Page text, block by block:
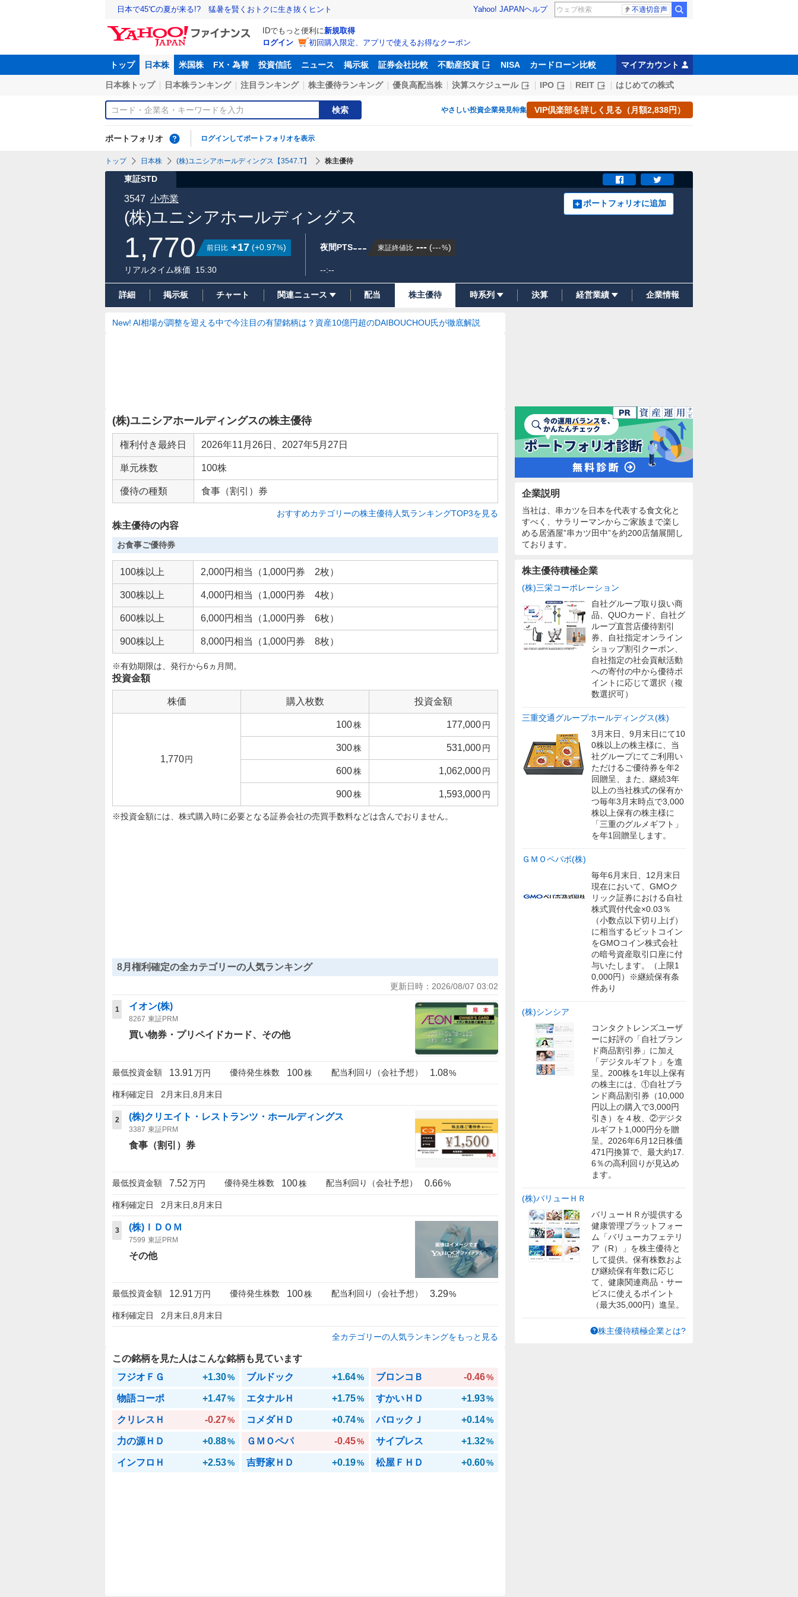
日本で45℃の夏が来る!? 猛暑を賢くおトクに生き抜くヒント Yahoo! JAPANヘルプ 不適切音声
IDでもっと便利に新規取得
ログイン
初回購入限定、アプリで使えるお得なクーポン
トップ 日本株 米国株 FX・為替 投資信託 ニュース 掲示板 証券会社比較 不動産投資 NISA カードローン比較 マイアカウント
日本株トップ 日本株ランキング 注目ランキング 株主優待ランキング 優良高配当株 決算スケジュール IPO REIT はじめての株式
検索 やさしい投資企業発見特集 VIP倶楽部を詳しく見る（月額2,838円）
ポートフォリオ ログインしてポートフォリオを表示
トップ 日本株 (株)ユニシアホールディングス【3547.T】 株主優待
東証STD
(株)ユニシアホールディングス
3547 小売業 ポートフォリオに追加
1,770 前日比 +17 (+0.97%)
リアルタイム株価 15:30
夜間PTS--- 東証終値比 --- (---%)
--:--
詳細 掲示板 チャート 関連ニュース 配当 株主優待 時系列 決算 経営業績 企業情報
New! AI相場が調整を迎える中で今注目の有望銘柄は？資産10億円超のDAIBOUCHOU氏が徹底解説
(株)ユニシアホールディングスの株主優待
権利付き最終日 2026年11月26日、2027年5月27日
単元株数 100株
優待の種類 食事（割引）券
おすすめカテゴリーの株主優待人気ランキングTOP3を見る
株主優待の内容
お食事ご優待券
100株以上 2,000円相当（1,000円券 2枚）
300株以上 4,000円相当（1,000円券 4枚）
600株以上 6,000円相当（1,000円券 6枚）
900株以上 8,000円相当（1,000円券 8枚）
※有効期限は、発行から6ヵ月間。
投資金額
株価 購入枚数 投資金額
1,770円
100株 177,000円
300株 531,000円
600株 1,062,000円
900株 1,593,000円
投資金額には、株式購入時に必要となる証券会社の売買手数料などは含んでおりません。
8月権利確定の全カテゴリーの人気ランキング
更新日時： 2026/08/07 03:02
1 イオン(株)
8267 東証PRM
買い物券・プリペイドカード その他
最低投資金額 13.91万円 優待発生株数 100株 配当利回り（会社予想） 1.08%
権利確定日 2月末日,8月末日
2 (株)クリエイト・レストランツ・ホールディングス
3387 東証PRM
食事（割引）券
最低投資金額 7.52万円 優待発生株数 100株 配当利回り（会社予想） 0.66%
権利確定日 2月末日,8月末日
3 (株)ＩＤＯＭ
7599 東証PRM
その他
最低投資金額 12.91万円 優待発生株数 100株 配当利回り（会社予想） 3.29%
権利確定日 2月末日,8月末日
全カテゴリーの人気ランキングをもっと見る
この銘柄を見た人はこんな銘柄も見ています
フジオＦＧ
+1.30% ブルドック +1.64% ブロンコＢ -0.46%
物語コーポ +1.47% エタナルＨ +1.75% すかいＨＤ +1.93%
クリレスＨ -0.27% コメダＨＤ +0.74% バロックＪ +0.14%
力の源ＨＤ +0.88% ＧＭＯペパ -0.45% サイプレス +1.32%
インフロＨ +2.53% 吉野家ＨＤ +0.19% 松屋ＦＨＤ +0.60%
企業説明
当社は、串カツを日本を代表する食文化と
すべく、サラリーマンからご家族まで楽し
める居酒屋”串カツ田中”を約200店舗展開し
ております。
株主優待積極企業
(株)三栄コーポレーション
自社グループ取り扱い商
品、QUOカード、自社グ
ループ直営店優待割引
券、自社指定オンライン
ショップ割引クーポン、
自社指定の社会貢献活動
への寄付の中から優待ポ
イントに応じて選択（複
数選択可）
三重交通グループホールディングス(株)
3月末日、9月末日にて10
0株以上の株主様に、当
社グループにてご利用い
ただけるご優待券を年2
回贈呈、また、継続3年
以上の当社株式の保有か
つ毎年3月末時点で3,000
株以上保有の株主様に
「三重のグルメギフト」
を年1回贈呈します。
ＧＭＯペパボ(株)
毎年6月末日、12月末日
現在において、GMOク
リック証券における自社
株式買付代金×0.03％
（小数点以下切り上げ）
に相当するビットコイン
をGMOコイン株式会社
の暗号資産取引口座に付
与いたします。（上限1
0,000円）※継続保有条
件あり
(株)シンシア
コンタクトレンズユーザ
ーに好評の「自社ブラン
ド商品割引券」に加え
「デジタルギフト」を進
呈。200株を1年以上保有
の株主には、①自社ブラ
ンド商品割引券（10,000
円以上の購入で3,000円
引き）を４枚、②デジタ
ルギフト1,000円分を贈
呈。2026年6月12日株価
471円換算で、最大約17.
6％の高利回りが見込め
ます。
(株)バリューＨＲ
バリューＨＲが提供する
健康管理プラットフォー
ム「バリューカフェテリ
ア（R）」を株主優待と
して提供。保有株数およ
び継続保有年数に応じ
て、健康関連商品・サー
ビスに使えるポイント
（最大35,000円）進呈。
株主優待積極企業とは?